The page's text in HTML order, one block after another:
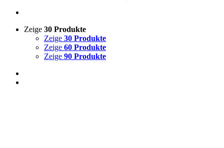
Zeige 30 Produkte
Zeige 30 Produkte
Zeige 60 Produkte
Zeige 90 Produkte